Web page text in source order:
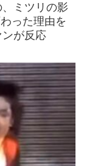
ミツリの影
った理由を
が反応